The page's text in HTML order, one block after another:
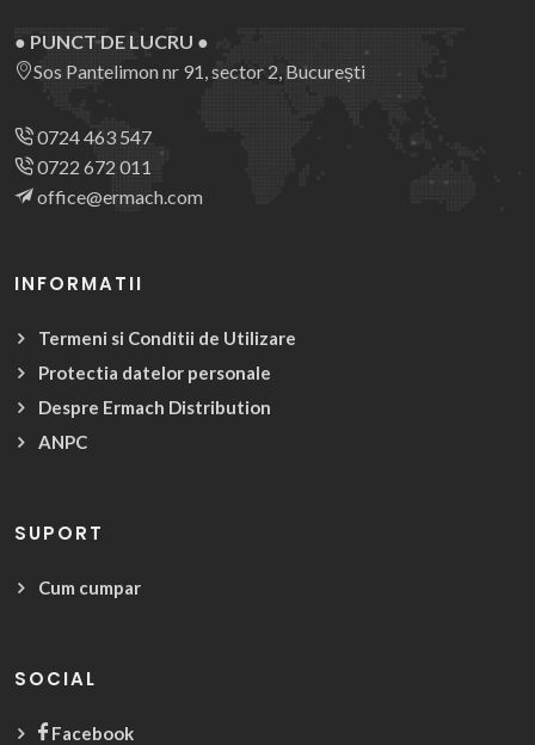
● PUNCT DE LUCRU ●
Sos Pantelimon nr 91, sector 2, București
0724 463 547
0722 672 011
office@ermach.com
INFORMATII
Termeni si Conditii de Utilizare
Protectia datelor personale
Despre Ermach Distribution
ANPC
SUPORT
Cum cumpar
SOCIAL
Facebook